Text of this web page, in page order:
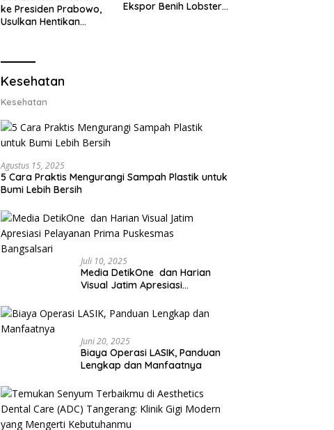
ke Presiden Prabowo,
Usulkan Hentikan
Lobster 50 Gram
Ekspor Benih Lobster,
Kesehatan
Kesehatan
Agustus 15, 2025
5 Cara Praktis Mengurangi Sampah Plastik untuk
Bumi Lebih Bersih
Juli 10, 2025
Media DetikOne dan Harian
Visual Jatim Apresiasi
Bangsalsari
Juni 20, 2025
Biaya Operasi LASIK, Panduan
Lengkap dan Manfaatnya